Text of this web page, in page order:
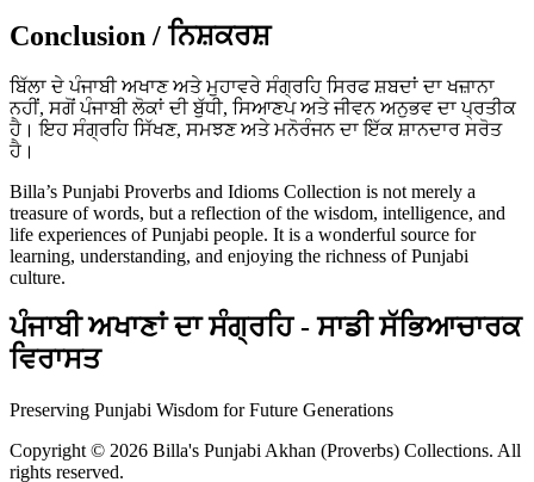
Conclusion / ਨਿਸ਼ਕਰਸ਼
ਬਿੱਲਾ ਦੇ ਪੰਜਾਬੀ ਅਖਾਣ ਅਤੇ ਮੁਹਾਵਰੇ ਸੰਗ੍ਰਹਿ ਸਿਰਫ ਸ਼ਬਦਾਂ ਦਾ ਖਜ਼ਾਨਾ
ਨਹੀਂ, ਸਗੋਂ ਪੰਜਾਬੀ ਲੋਕਾਂ ਦੀ ਬੁੱਧੀ, ਸਿਆਣਪ ਅਤੇ ਜੀਵਨ ਅਨੁਭਵ ਦਾ ਪ੍ਰਤੀਕ
ਹੈ। ਇਹ ਸੰਗ੍ਰਹਿ ਸਿੱਖਣ, ਸਮਝਣ ਅਤੇ ਮਨੋਰੰਜਨ ਦਾ ਇੱਕ ਸ਼ਾਨਦਾਰ ਸਰੋਤ
ਹੈ।
Billa’s Punjabi Proverbs and Idioms Collection is not merely a
treasure of words, but a reflection of the wisdom, intelligence, and
life experiences of Punjabi people. It is a wonderful source for
learning, understanding, and enjoying the richness of Punjabi
culture.
ਪੰਜਾਬੀ ਅਖਾਣਾਂ ਦਾ ਸੰਗ੍ਰਹਿ - ਸਾਡੀ ਸੱਭਿਆਚਾਰਕ
ਵਿਰਾਸਤ
Preserving Punjabi Wisdom for Future Generations
Copyright © 2026 Billa's Punjabi Akhan (Proverbs) Collections. All
rights reserved.